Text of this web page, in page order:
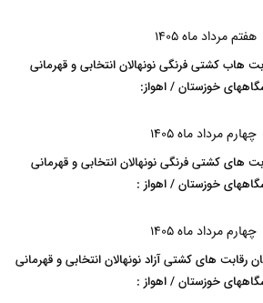
هفتم مرداد ماه 1405
هاب کشتی فرنگی نونهالان انتخابی و قهرمانی
خوزستان / اهواز:
چهارم مرداد ماه 1405
های کشتی فرنگی نونهالان انتخابی و قهرمانی
خوزستان / اهواز :
چهارم مرداد ماه 1405
رقابت های کشتی آزاد نونهالان انتخابی و قهرمانی
خوزستان / اهواز :